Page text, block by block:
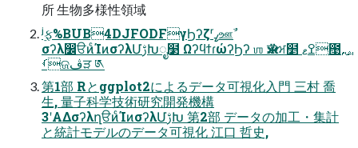
所 ⽣物多様性領域
ʲ࣮ફ%BUB4DJFODFγϦʔζʳߨஊࣾ
σʔλ෼ੳͷͨΊͷσʔλՄࢹԽೖ໳ ΩʔϥϯɾώʔϦʔ ஶ ӝੜਅ໵ ߐޱ఩࢙
ࡾଜڤੜ ༁
第1部 Rとggplot2によるデータ可視化⼊⾨ 三村 喬
⽣, 量⼦科学技術研究開発機構
3ʹΑΔσʔλղੳͷͨΊͷσʔλՄࢹԽ 第2部 データの加⼯・集計
と統計モデルのデータ可視化 江⼝ 哲史,